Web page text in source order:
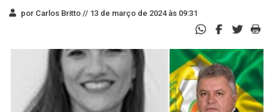
por Carlos Britto // 13 de março de 2024 às 09:31